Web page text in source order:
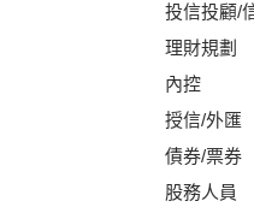
投信投顧/
理財規劃
內控
授信/外匯
債券/票券
股務人員